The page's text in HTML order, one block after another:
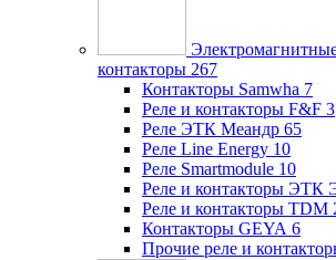
контакторы 267
Контакторы Samwha 7
Реле и контакторы F&F 3
Реле ЭТК Меандр 65
Реле Line Energy 10
Реле Smartmodule 10
Реле и контакторы ЭТК
Реле и контакторы TDM
Контакторы GEYA 6
Прочие реле и